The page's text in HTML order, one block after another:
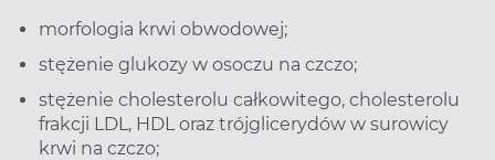
morfologia krwi obwodowej;
stężenie glukozy w osoczu na czczo;
stężenie cholesterolu całkowitego, cholesterolu
frakcji LDL, HDL oraz trójglicerydów w surowicy
krwi na czczo;